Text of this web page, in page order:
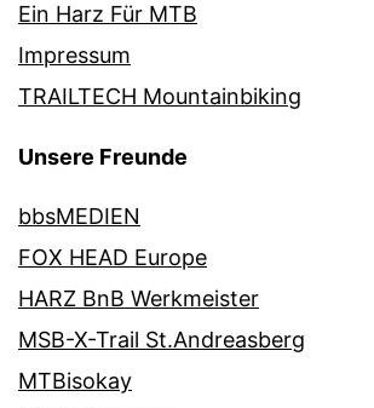
Ein Harz Für MTB
Impressum
TRAILTECH Mountainbiking
Unsere Freunde
bbsMEDIEN
FOX HEAD Europe
HARZ BnB Werkmeister
MSB-X-Trail St.Andreasberg
MTBisokay